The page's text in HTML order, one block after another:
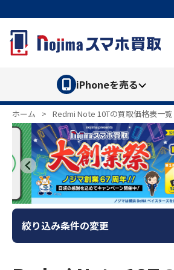
iPhoneを売る
ホーム > Redmi Note 10Tの買取価格表一覧
絞り込み条件の変更